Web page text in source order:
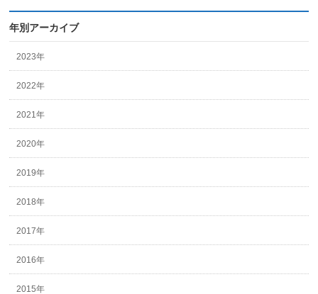
年別アーカイブ
2023年
2022年
2021年
2020年
2019年
2018年
2017年
2016年
2015年